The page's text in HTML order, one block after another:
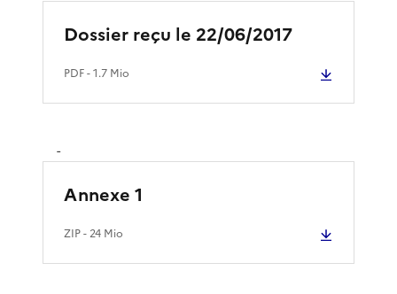
Dossier reçu le 22/06/2017
PDF- 1.7 Mio
-
Annexe 1
ZIP- 24 Mio